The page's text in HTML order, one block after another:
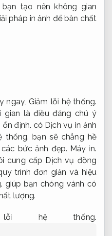
tạo nên không gian
pháp in ảnh để bàn chất
ngay, Giảm lỗi hệ thống.
gian là điều đáng chú ý
định. có Dịch vụ in ảnh
thống. bạn sẽ chẳng hề
bức ảnh đẹp. Máy in.
cung cấp Dịch vụ đồng
trình đơn giản và hiệu
giúp bạn chóng vánh có
lượng.
lỗi hệ thống.